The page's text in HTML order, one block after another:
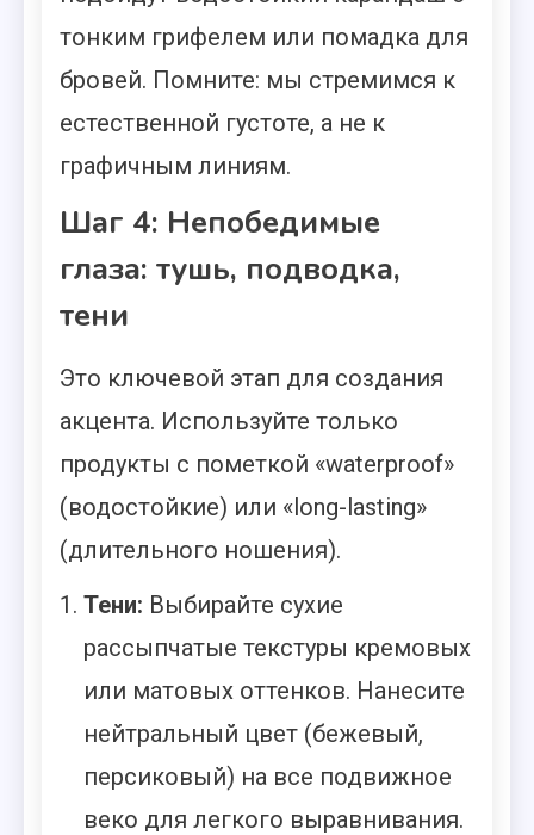
тонким грифелем или помадка для
бровей. Помните: мы стремимся к
естественной густоте, а не к
графичным линиям.
Шаг 4: Непобедимые
глаза: тушь, подводка,
тени
Это ключевой этап для создания
акцента. Используйте только
продукты с пометкой «waterproof»
(водостойкие) или «long-lasting»
(длительного ношения).
Тени: Выбирайте сухие
рассыпчатые текстуры кремовых
или матовых оттенков. Нанесите
нейтральный цвет (бежевый,
персиковый) на все подвижное
веко для легкого выравнивания.